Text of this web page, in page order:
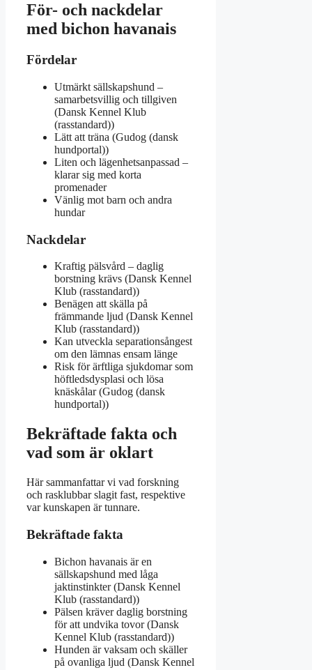
För- och nackdelar
med bichon havanais
Fördelar
Utmärkt sällskapshund –
samarbetsvillig och tillgiven
(Dansk Kennel Klub
(rasstandard))
Lätt att träna (Gudog (dansk
hundportal))
Liten och lägenhetsanpassad –
klarar sig med korta
promenader
Vänlig mot barn och andra
hundar
Nackdelar
Kraftig pälsvård – daglig
borstning krävs (Dansk Kennel
Klub (rasstandard))
Benägen att skälla på
främmande ljud (Dansk Kennel
Klub (rasstandard))
Kan utveckla separationsångest
om den lämnas ensam länge
Risk för ärftliga sjukdomar som
höftledsdysplasi och lösa
knäskålar (Gudog (dansk
hundportal))
Bekräftade fakta och
vad som är oklart
Här sammanfattar vi vad forskning
och rasklubbar slagit fast, respektive
var kunskapen är tunnare.
Bekräftade fakta
Bichon havanais är en
sällskapshund med låga
jaktinstinkter (Dansk Kennel
Klub (rasstandard))
Pälsen kräver daglig borstning
för att undvika tovor (Dansk
Kennel Klub (rasstandard))
Hunden är vaksam och skäller
på ovanliga ljud (Dansk Kennel